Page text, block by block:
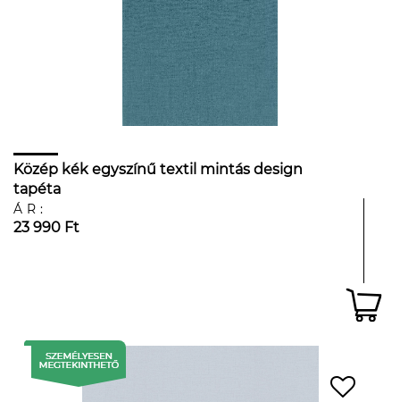
Közép kék egyszínű textil mintás design
tapéta
ÁR:
23 990 Ft